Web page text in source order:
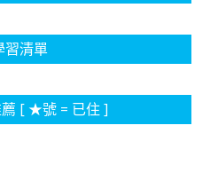
習清單
[ ★號 = 已住 ]